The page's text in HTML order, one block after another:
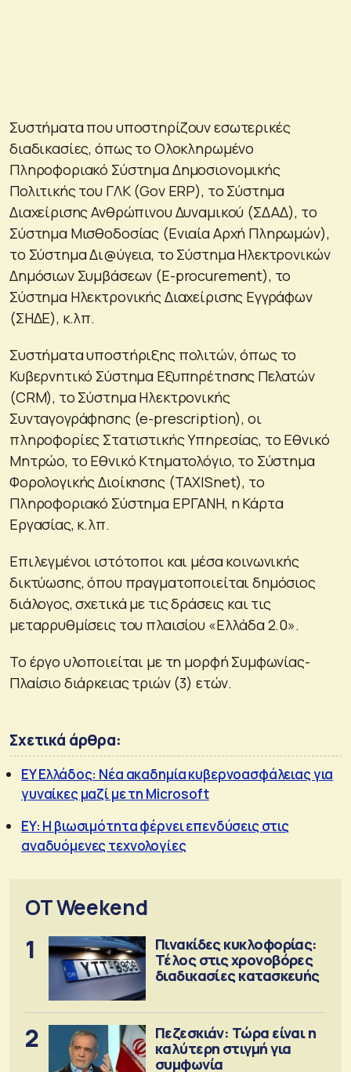
Συστήματα που υποστηρίζουν εσωτερικές
διαδικασίες, όπως το Ολοκληρωμένο
Πληροφοριακό Σύστημα Δημοσιονομικής
Πολιτικής του ΓΛΚ (Gov ERP), το Σύστημα
Διαχείρισης Ανθρώπινου Δυναμικού (ΣΔΑΔ), το
Σύστημα Μισθοδοσίας (Ενιαία Αρχή Πληρωμών),
το Σύστημα Δι@ύγεια, το Σύστημα Ηλεκτρονικών
Δημόσιων Συμβάσεων (Ε-procurement), το
Σύστημα Ηλεκτρονικής Διαχείρισης Εγγράφων
(ΣΗΔΕ), κ.λπ.
Συστήματα υποστήριξης πολιτών, όπως το
Κυβερνητικό Σύστημα Εξυπηρέτησης Πελατών
(CRM), το Σύστημα Ηλεκτρονικής
Συνταγογράφησης (e-prescription), οι
πληροφορίες Στατιστικής Υπηρεσίας, το Εθνικό
Μητρώο, το Εθνικό Κτηματολόγιο, το Σύστημα
Φορολογικής Διοίκησης (TAXISnet), το
Πληροφοριακό Σύστημα ΕΡΓΑΝΗ, η Κάρτα
Εργασίας, κ.λπ.
Επιλεγμένοι ιστότοποι και μέσα κοινωνικής
δικτύωσης, όπου πραγματοποιείται δημόσιος
διάλογος, σχετικά με τις δράσεις και τις
μεταρρυθμίσεις του πλαισίου «Ελλάδα 2.0».
Το έργο υλοποιείται με τη μορφή Συμφωνίας-
Πλαίσιο διάρκειας τριών (3) ετών.
Σχετικά άρθρα:
EY Ελλάδος: Νέα ακαδημία κυβερνοασφάλειας για
γυναίκες μαζί με τη Microsoft
EY: Η βιωσιμότητα φέρνει επενδύσεις στις
αναδυόμενες τεχνολογίες
OT Weekend
1
Πινακίδες κυκλοφορίας:
Τέλος στις χρονοβόρες
διαδικασίες κατασκευής
2
Πεζεσκιάν: Τώρα είναι η
καλύτερη στιγμή για
συμφωνία